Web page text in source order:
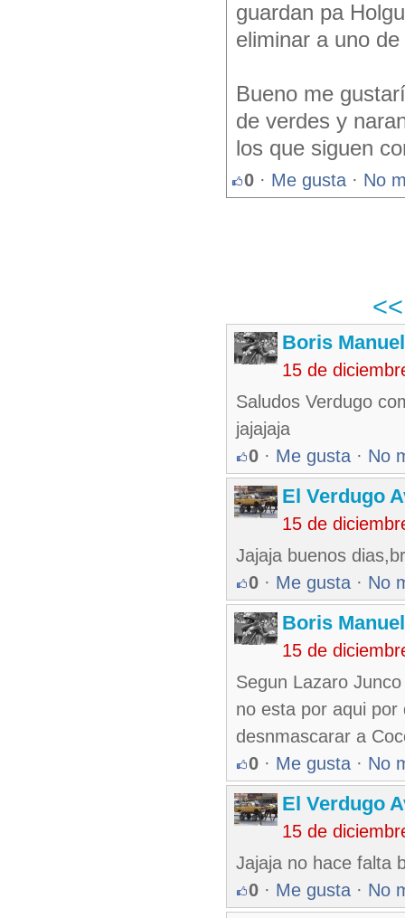
guardan pa
eliminar a uno
Bueno me
de verdes y
los que siguen
0 · Me gusta · No
Boris
15 de
Saludos Verdugo
jajajaja
0 · Me gusta · No
El Verdugo
15 de
Jajaja buenos
0 · Me gusta · No
Boris
15 de
Segun Lazaro
no esta por aqui
desnmascarar a
0 · Me gusta · No
El Verdugo
15 de
Jajaja no hace falta
0 · Me gusta · No